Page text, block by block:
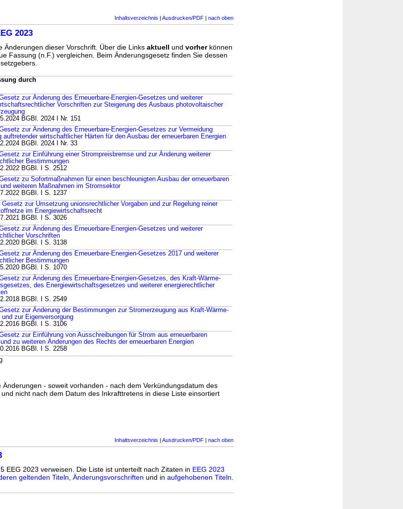
Inhaltsverzeichnis | Ausdrucken/PDF | nach oben
2023
Änderungen dieser Vorschrift. Über die Links aktuell und vorherkönnen
Fassung (n.F.) vergleichen. Beim Änderungsgesetz finden Sie dessen
durch
zur Änderung des Erneuerbare-Energien-Gesetzes und weiterer
Vorschriften zur Steigerung des Ausbaus photovoltaischer
BGBl. 2024 I Nr. 151
zur Änderung des Erneuerbare-Energien-Gesetzes zur Vermeidung
auftretender wirtschaftlicher Härten für den Ausbau der erneuerbaren Energien
BGBl. 2024 I Nr. 33
zur Einführung einer Strompreisbremse und zur Änderung weiterer
Bestimmungen
BGBl. I S. 2512
zu Sofortmaßnahmen für einen beschleunigten Ausbau der erneuerbaren
und weiteren Maßnahmen im Stromsektor
BGBl. I S. 1237
Gesetz zur Umsetzung unionsrechtlicher Vorgaben und zur Regelung reiner
im Energiewirtschaftsrecht
BGBl. I S. 3026
zur Änderung des Erneuerbare-Energien-Gesetzes und weiterer
Vorschriften
BGBl. I S. 3138
zur Änderung des Erneuerbare-Energien-Gesetzes 2017 und weiterer
Bestimmungen
BGBl. I S. 1070
zur Änderung des Erneuerbare-Energien-Gesetzes, des Kraft-Wärme-
des Energiewirtschaftsgesetzes und weiterer energierechtlicher
BGBl. I S. 2549
zur Änderung der Bestimmungen zur Stromerzeugung aus Kraft-Wärme-
und zur Eigenversorgung
BGBl. I S. 3106
zur Einführung von Ausschreibungen für Strom aus erneuerbaren
zu weiteren Änderungen des Rechts der erneuerbaren Energien
BGBl. I S. 2258
- soweit vorhanden - nach dem Verkündungsdatum des
nicht nach dem Datum des Inkrafttretens in diese Liste einsortiert
Inhaltsverzeichnis | Ausdrucken/PDF | nach oben
EEG 2023 verweisen. Die Liste ist unterteilt nach Zitaten in EEG 2023
geltenden Titeln Änderungsvorschriften und in aufgehobenen Titeln